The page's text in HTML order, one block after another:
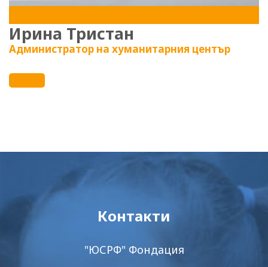
Ирина Тристан
Администратор на хуманитарния център
Контакти
"ЮСРФ" Фондация